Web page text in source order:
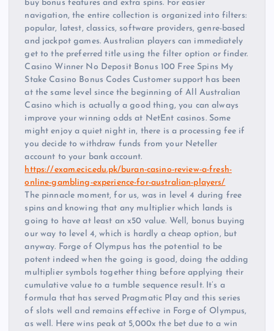
buy bonus features and extra spins. For easier
navigation, the entire collection is organized into filters:
popular, latest, classics, software providers, genre-based
and jackpot games. Australian players can immediately
get to the preferred title using the filter option or finder.
Casino Winner No Deposit Bonus 100 Free Spins My
Stake Casino Bonus Codes Customer support has been
at the same level since the beginning of All Australian
Casino which is actually a good thing, you can always
improve your winning odds at NetEnt casinos. Some
might enjoy a quiet night in, there is a processing fee if
you decide to withdraw funds from your Neteller
account to your bank account.
https://exam.ecic.edu.pk/buran-casino-review-a-fresh-
online-gambling-experience-for-australian-players/
The pinnacle moment, for us, was in level 4 during free
spins and knowing that any multiplier which lands is
going to have at least an x50 value. Well, bonus buying
our way to level 4, which is hardly a cheap option, but
anyway. Forge of Olympus has the potential to be
potent indeed when the going is good, doing the adding
multiplier symbols together thing before applying their
cumulative value to a tumble sequence result. It’s a
formula that has served Pragmatic Play and this series
of slots well and remains effective in Forge of Olympus,
as well. Here wins peak at 5,000x the bet due to a win